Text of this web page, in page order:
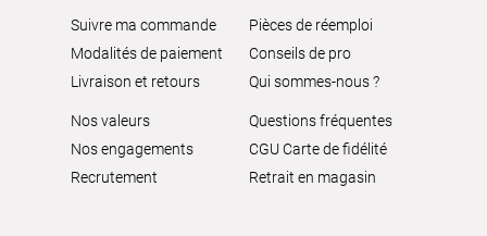
Suivre ma commande
Modalités de paiement
Livraison et retours
Pièces de réemploi
Conseils de pro
Qui sommes-nous ?
Nos valeurs
Nos engagements
Recrutement
Questions fréquentes
CGU Carte de fidélité
Retrait en magasin